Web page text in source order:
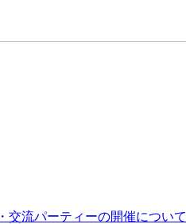
流パーティーの開催について